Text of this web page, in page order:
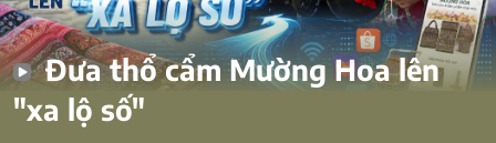
Đưa thổ cẩm Mường Hoa lên
"xa lộ số"